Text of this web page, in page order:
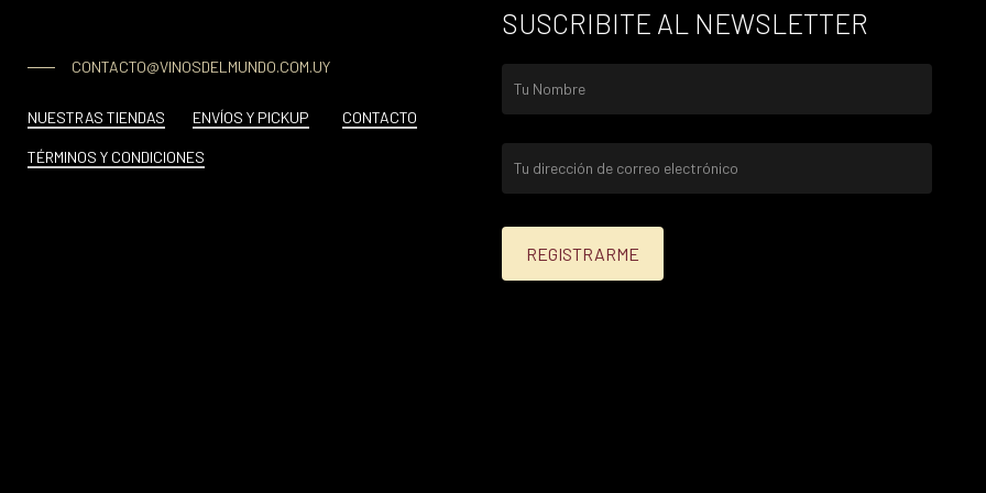
CONTACTO@VINOSDELMUNDO.COM.UY
NUESTRAS TIENDAS ENVÍOS Y PICKUP CONTACTO
TÉRMINOS Y CONDICIONES
SUSCRIBITE AL NEWSLETTER